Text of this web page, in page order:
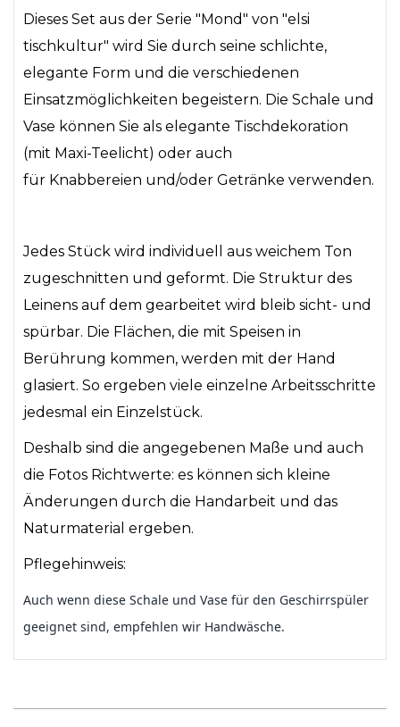
Dieses Set aus der Serie "Mond" von "elsi
tischkultur" wird Sie durch seine schlichte,
elegante Form und die verschiedenen
Einsatzmöglichkeiten begeistern. Die Schale und
Vase können Sie als elegante Tischdekoration
(mit Maxi-Teelicht) oder auch
für Knabbereien und/oder Getränke verwenden.
Jedes Stück wird individuell aus weichem Ton
zugeschnitten und geformt. Die Struktur des
Leinens auf dem gearbeitet wird bleib sicht- und
spürbar. Die Flächen, die mit Speisen in
Berührung kommen, werden mit der Hand
glasiert. So ergeben viele einzelne Arbeitsschritte
jedesmal ein Einzelstück.
Deshalb sind die angegebenen Maße und auch
die Fotos Richtwerte: es können sich kleine
Änderungen durch die Handarbeit und das
Naturmaterial ergeben.
Pflegehinweis:
Auch wenn diese Schale und Vase für den Geschirrspüler
geeignet sind, empfehlen wir Handwäsche.